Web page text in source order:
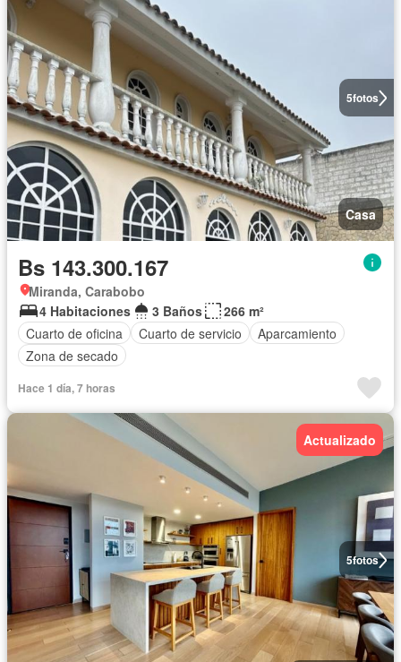
5fotos
Casa
Bs 143.300.167
Miranda, Carabobo
4 Habitaciones
3 Baños
266 m²
Cuarto de oficina
Cuarto de servicio
Aparcamiento
Zona de secado
Hace 1 día, 7 horas
5fotos
Actualizado